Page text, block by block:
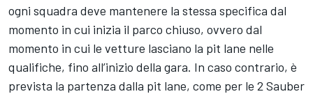
ogni squadra deve mantenere la stessa specifica dal
momento in cui inizia il parco chiuso, ovvero dal
momento in cui le vetture lasciano la pit lane nelle
qualifiche, fino all’inizio della gara. In caso contrario, è
prevista la partenza dalla pit lane, come per le 2 Sauber